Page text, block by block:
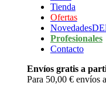
Tienda
Ofertas
Novedades
Profesionales
Contacto
Envíos gratis a
Para 50,00 € envíos a